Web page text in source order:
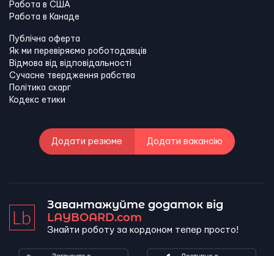
Работа в США
Работа в Канадe
Публічна оферта
Як ми перевіряємо роботодавців
Відмова від відповідальності
Сучасне твердження рабства
Політика скарг
Кодекс етики
Додати резюме Додати вакансію
Завантажуйте додаток від
LAYBOARD.com
Знайти роботу за кордоном тепер просто!